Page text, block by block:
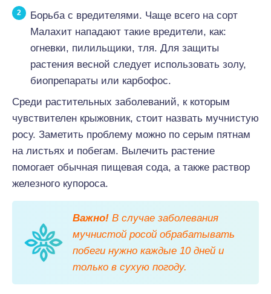
Борьба с вредителями. Чаще всего на сорт
Малахит нападают такие вредители, как:
огневки, пилильщики, тля. Для защиты
растения весной следует использовать золу,
биопрепараты или карбофос.
Среди растительных заболеваний, к которым
чувствителен крыжовник, стоит назвать мучнистую
росу. Заметить проблему можно по серым пятнам
на листьях и побегам. Вылечить растение
помогает обычная пищевая сода, а также раствор
железного купороса.
Важно! В случае заболевания
мучнистой росой обрабатывать
побеги нужно каждые 10 дней и
только в сухую погоду.